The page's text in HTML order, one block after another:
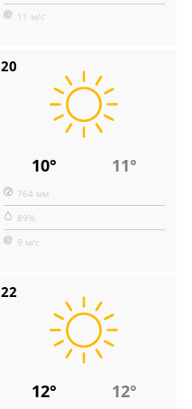
11 м/с
20
10° 11°
764 мм
89%
9 м/с
22
12° 12°